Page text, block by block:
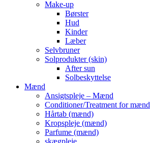
Make-up
Børster
Hud
Kinder
Læber
Selvbruner
Solprodukter (skin)
After sun
Solbeskyttelse
Mænd
Ansigtspleje – Mænd
Conditioner/Treatment for mænd
Hårtab (mænd)
Kropspleje (mænd)
Parfume (mænd)
skægpleje